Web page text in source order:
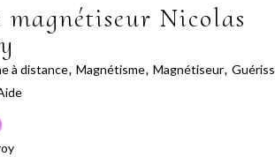
magnétiseur Nicolas
à distance, Magnétisme, Magnétiseur,